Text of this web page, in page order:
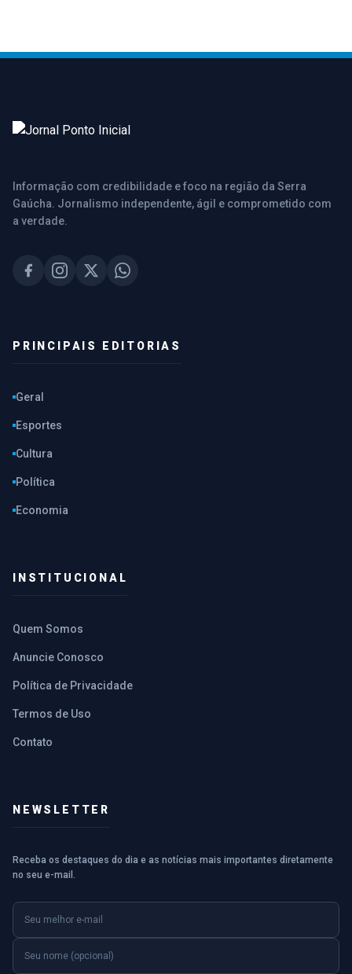
Informação com credibilidade e foco na região da Serra
Gaúcha. Jornalismo independente, ágil e comprometido com
a verdade.
PRINCIPAIS EDITORIAS
Geral
Esportes
Cultura
Política
Economia
INSTITUCIONAL
Quem Somos
Anuncie Conosco
Política de Privacidade
Termos de Uso
Contato
NEWSLETTER
Receba os destaques do dia e as notícias mais importantes diretamente
no seu e-mail.
E-mail
Nome (opcional)